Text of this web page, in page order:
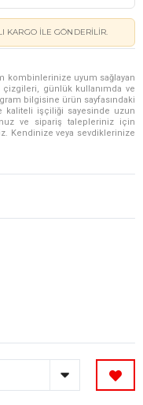
KARGO ILE GÖNDERILIR.
kombinlerinize uyum sağlayan
günlük kullanımda ve
bilgisine ürün sayfasındaki
kaliteli işçiliği sayesinde uzun
ve sipariş talepleriniz için
Kendinize veya sevdiklerinize